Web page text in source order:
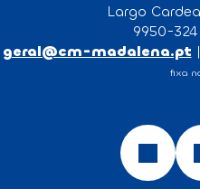
Largo
9950-
geral@cm-madalena.pt |
fixa